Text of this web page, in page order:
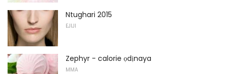
Ntughari 2015
EJIJI
Zephyr - calorie ọdịnaya
MMA